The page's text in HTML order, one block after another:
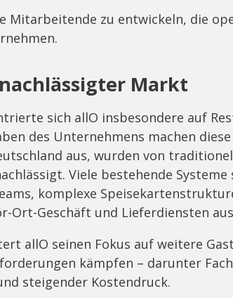
Mitarbeitende zu entwickeln, die
Markt
sich allO insbesondere auf
des Unternehmens machen
aus, wurden von
Viele bestehende
komplexe
Ort-Geschäft und Lieferdiensten
allO seinen Fokus auf weitere
kämpfen – darunter
steigender Kostendruck.